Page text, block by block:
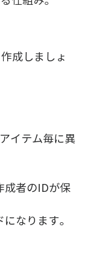
成しましょ
イテム毎に異
成者のIDが保
なります。